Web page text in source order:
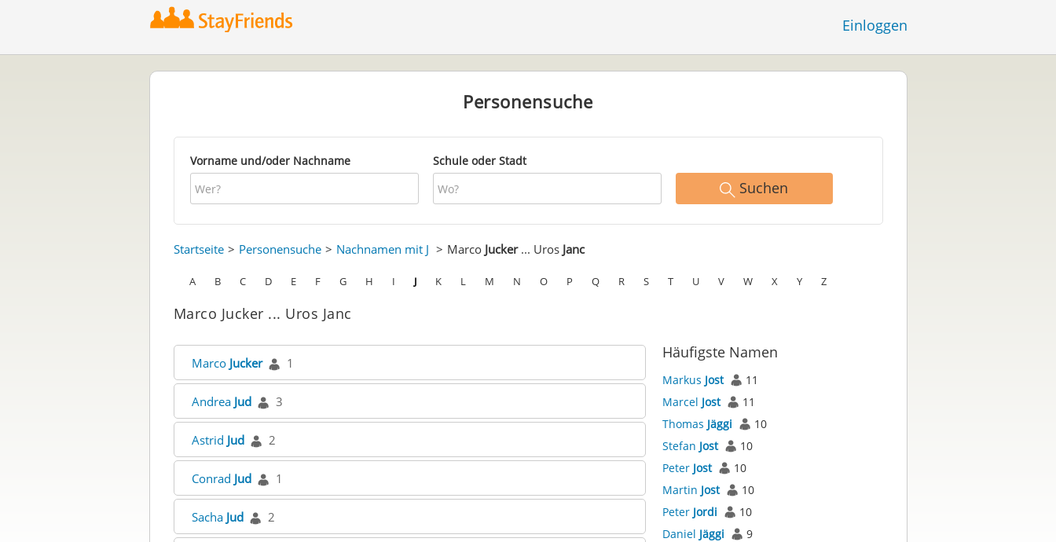
Einloggen
Personensuche
Vorname und/oder Nachname Schule oder Stadt
Suchen
Startseite Personensuche Nachnamen mit J Marco Jucker... Uros Janc
A B C D E F G H I J K L M N O P Q R S T U V W X Y Z
Marco Jucker ... Uros Janc
Marco Jucker 1
Andrea Jud 3
Astrid Jud 2
Conrad Jud 1
Sacha Jud 2
Häufigste Namen
Markus Jost
11
Marcel Jost
11
Thomas Jäggi
10
Stefan Jost
10
Peter Jost
10
Martin Jost
10
Peter Jordi
10
Daniel Jäggi
9